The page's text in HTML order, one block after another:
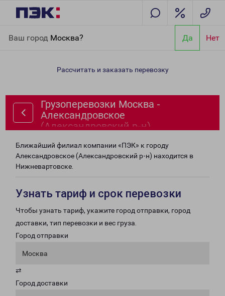
Ваш город Москва? Да Нет
Александровское (Александровский р-н)
Рассчитать и заказать перевозку
Грузоперевозки Москва -
Александровское
(Александровский р-н)
Ближайший филиал компании «ПЭК» к городу
Александровское (Александровский р-н) находится в
Нижневартовске.
Узнать тариф и срок перевозки
Чтобы узнать тариф, укажите город отправки, город
доставки, тип перевозки и вес груза.
Город отправки
Москва
⇄
Город доставки